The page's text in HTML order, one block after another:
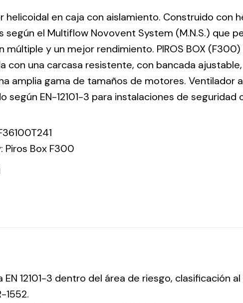
of
into
for
uses
Solar lighting
solutions for all
helicoidal en caja con aislamiento. Construido con
según el Multiflow Novovent System (M.N.S.) que
múltiple y un mejor rendimiento. PIROS BOX
con una carcasa resistente, con bancada
amplia gama de tamaños de motores. Ventilador
según EN-12101-3 para instalaciones de seguridad
Piros Box F300
12101-3 dentro del área de riesgo, clasificación
1552.